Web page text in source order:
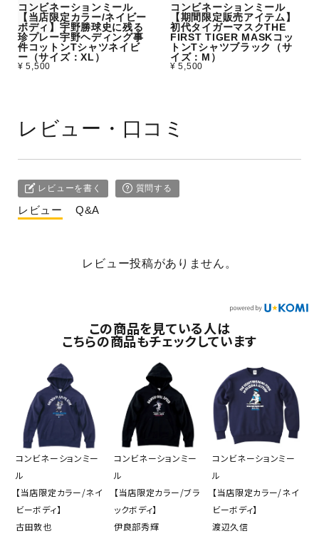
コンビネーションミール
【当店限定カラー/ネイビー
ボディ】宇野勝球史に残る
珍プレー宇野ヘディング事
件コットンTシャツネイビ
ー（サイズ：XL）
¥ 5,500
コンビネーションミール
【期間限定販売アイテム】
初代タイガーマスクTHE
FIRST TIGER MASKコッ
トンTシャツブラック（サ
イズ：M）
¥ 5,500
レビュー・口コミ
レビューを書く 質問する
レビュー Q&A
レビュー投稿がありません。
この商品を見ている人は
こちらの商品もチェックしています
コンビネーションミー
ル
【当店限定カラー/ネイ
ビーボディ】
古田敦也
コンビネーションミー
ル
【当店限定カラー/ブラ
ックボディ】
伊良部秀輝
コンビネーションミー
ル
【当店限定カラー/ネイ
ビーボディ】
渡辺久信